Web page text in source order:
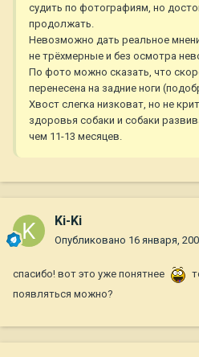
судить по фотографиям, но
продолжать.
Невозможно дать реальное
не трёхмерные и без осмотра
По фото можно сказать, что
перенесена на задние ноги
Хвост слегка низковат, но не
здоровья собаки и собаки
чем 11-13 месяцев.
Ki-Ki
Опубликовано 16 января,
спасибо! вот это уже понятнее
появляться можно?